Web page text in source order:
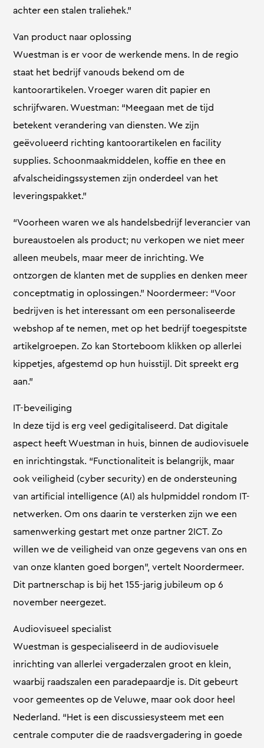
achter een stalen traliehek.”
Van product naar oplossing
Wuestman is er voor de werkende mens. In de regio
staat het bedrijf vanouds bekend om de
kantoorartikelen. Vroeger waren dit papier en
schrijfwaren. Wuestman: “Meegaan met de tijd
betekent verandering van diensten. We zijn
geëvolueerd richting kantoorartikelen en facility
supplies. Schoonmaakmiddelen, koffie en thee en
afvalscheidingssystemen zijn onderdeel van het
leveringspakket.”
“Voorheen waren we als handelsbedrijf leverancier van
bureaustoelen als product; nu verkopen we niet meer
alleen meubels, maar meer de inrichting. We
ontzorgen de klanten met de supplies en denken meer
conceptmatig in oplossingen.” Noordermeer: “Voor
bedrijven is het interessant om een personaliseerde
webshop af te nemen, met op het bedrijf toegespitste
artikelgroepen. Zo kan Storteboom klikken op allerlei
kippetjes, afgestemd op hun huisstijl. Dit spreekt erg
aan.”
IT-beveiliging
In deze tijd is erg veel gedigitaliseerd. Dat digitale
aspect heeft Wuestman in huis, binnen de audiovisuele
en inrichtingstak. “Functionaliteit is belangrijk, maar
ook veiligheid (cyber security) en de ondersteuning
van artificial intelligence (AI) als hulpmiddel rondom IT-
netwerken. Om ons daarin te versterken zijn we een
samenwerking gestart met onze partner 2ICT. Zo
willen we de veiligheid van onze gegevens van ons en
van onze klanten goed borgen”, vertelt Noordermeer.
Dit partnerschap is bij het 155-jarig jubileum op 6
november neergezet.
Audiovisueel specialist
Wuestman is gespecialiseerd in de audiovisuele
inrichting van allerlei vergaderzalen groot en klein,
waarbij raadszalen een paradepaardje is. Dit gebeurt
voor gemeentes op de Veluwe, maar ook door heel
Nederland. “Het is een discussiesysteem met een
centrale computer die de raadsvergadering in goede